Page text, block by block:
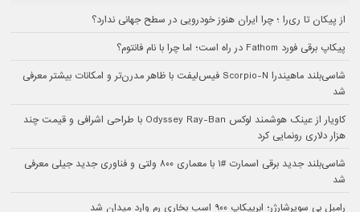
از پیکان تا ری‌را ؛ چرا ایران هنوز خودرویی در سطح جهانی ندارد؟
پیکاپ برقی فورد Fathom در راه است؛ اما چرا با نام فانتوم؟
شاسی‌بلند ماهیندرا Scorpio-N فیس‌لیفت با ظاهر مدرن‌تر و امکانات بیشتر معرفی
شد
کاویار از عینک هوشمند لوکس Odyssey Ray-Ban با طراحی اشرافی و قیمت چند
هزار دلاری رونمایی کرد
شاسی‌بلند جدید برقی اسمارت #۱ با معماری ۸۰۰ ولتی و فناوری جدید جیلی معرفی
شد
رامبل بی سوپرشارژر؛ ابرپیکاپ ۹۰۰ اسب بخاری رم وارد میدان شد